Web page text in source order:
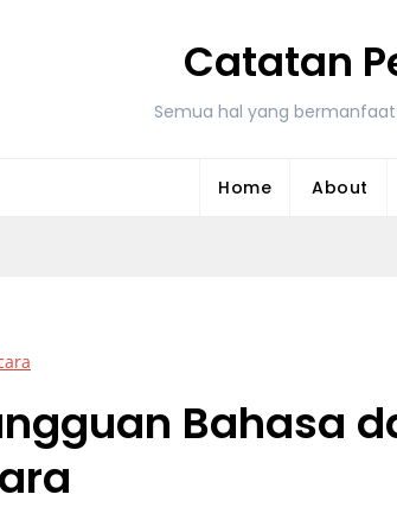
Catatan
Semua hal yang
Home About
Bahasa